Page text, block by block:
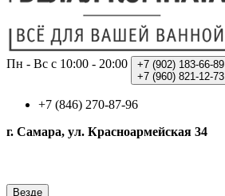
Пн - Вс с 10:00 - 20:00 +7 (902) 183-66-89
+7 (960) 821-12-73
+7 (846) 270-87-96
г. Самара, ул. Красноармейская 34
Везде